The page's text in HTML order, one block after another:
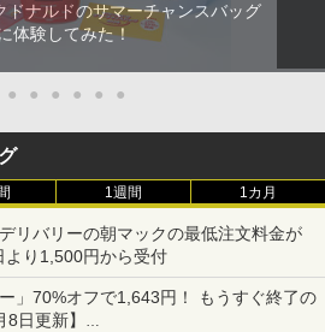
ドナルドのサマーチャンスバッグ
体験してみた！
● ● ● ● ● ●
1週間 1カ月
リバリーの朝マックの最低注文料金が
り1,500円から受付
」70%オフで1,643円！ もうすぐ終了の
日更新】